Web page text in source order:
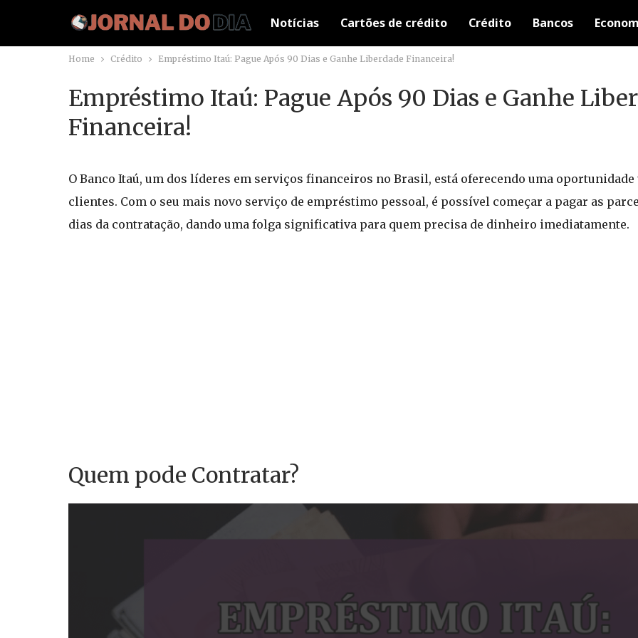
Notícias Cartões de crédito Crédito Bancos
Home Crédito Empréstimo Itaú: Pague Após 90 Dias e Ganhe Liberdade Financeira!
Empréstimo Itaú: Pague Após 90 Dias e Ganhe
Financeira!
O Banco Itaú, um dos líderes em serviços financeiros no Brasil, está oferecendo uma oportunidade
clientes. Com o seu mais novo serviço de empréstimo pessoal, é possível começar a pagar as
dias da contratação, dando uma folga significativa para quem precisa de dinheiro imediatamente.
Quem pode Contratar?